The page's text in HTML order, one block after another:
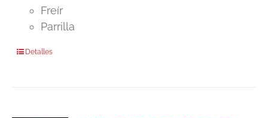
Freír
Parrilla
Detalles